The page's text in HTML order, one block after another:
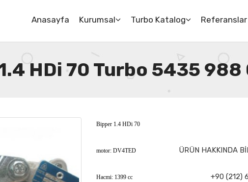
Anasayfa Kurumsal Turbo Katalog Referanslar
HDi 70 Turbo 5435 988
Bipper 1.4 HDi 70
motor: DV4TED ÜRÜN HAKKINDA
Hacmi: 1399 cc +90 (212)